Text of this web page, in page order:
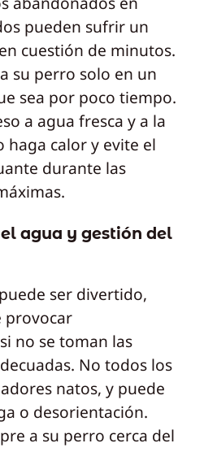
pueden sufrir un
cuestión de minutos.
su perro solo en un
sea por poco tiempo.
a agua fresca y a la
haga calor y evite el
durante las
agua y gestión del
ser divertido,
provocar
no se toman las
No todos los
natos, y puede
o desorientación.
a su perro cerca del